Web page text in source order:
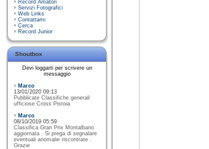
Record Amatori
Servizi Fotografici
Web Links
Contattami
Cerca
Record Junior
Shoutbox
Devi loggarti per scrivere un
messaggio
Marco
13/01/2020 09:13
Pubblicate Classifiche generali
ufficiose Cross Pistoia
Marco
08/10/2019 05:59
Classifica Gran Prix Montalbano
aggiornata . Si prega di segnalare
eventuali anomalie riscontrate .
Grazie